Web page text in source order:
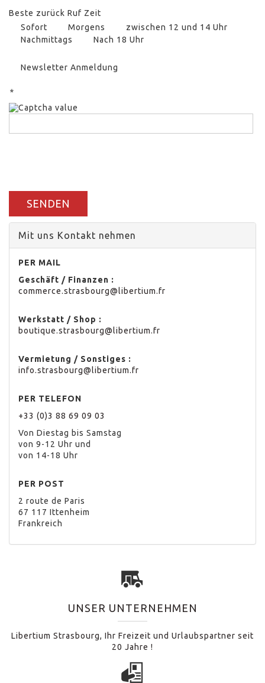
Beste zurück Ruf Zeit
Sofort
Morgens
zwischen 12 und 14 Uhr
Nachmittags
Nach 18 Uhr
Newsletter Anmeldung
*
SENDEN
Mit uns Kontakt nehmen
PER MAIL
Geschäft / Finanzen :
commerce.strasbourg@libertium.fr
Werkstatt / Shop :
boutique.strasbourg@libertium.fr
Vermietung / Sonstiges :
info.strasbourg@libertium.fr
PER TELEFON
+33 (0)3 88 69 09 03
Von Diestag bis Samstag
von 9-12 Uhr und
von 14-18 Uhr
PER POST
2 route de Paris
67 117 Ittenheim
Frankreich
UNSER UNTERNEHMEN
Libertium Strasbourg, Ihr Freizeit und Urlaubspartner seit
20 Jahre !